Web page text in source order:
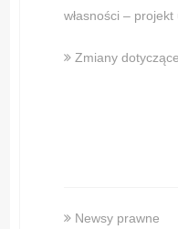
własności – projekt
Zmiany
Newsy prawne